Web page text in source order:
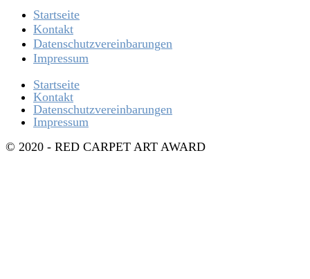
Startseite
Kontakt
Datenschutzvereinbarungen
Impressum
Startseite
Kontakt
Datenschutzvereinbarungen
Impressum
© 2020 - RED CARPET ART AWARD